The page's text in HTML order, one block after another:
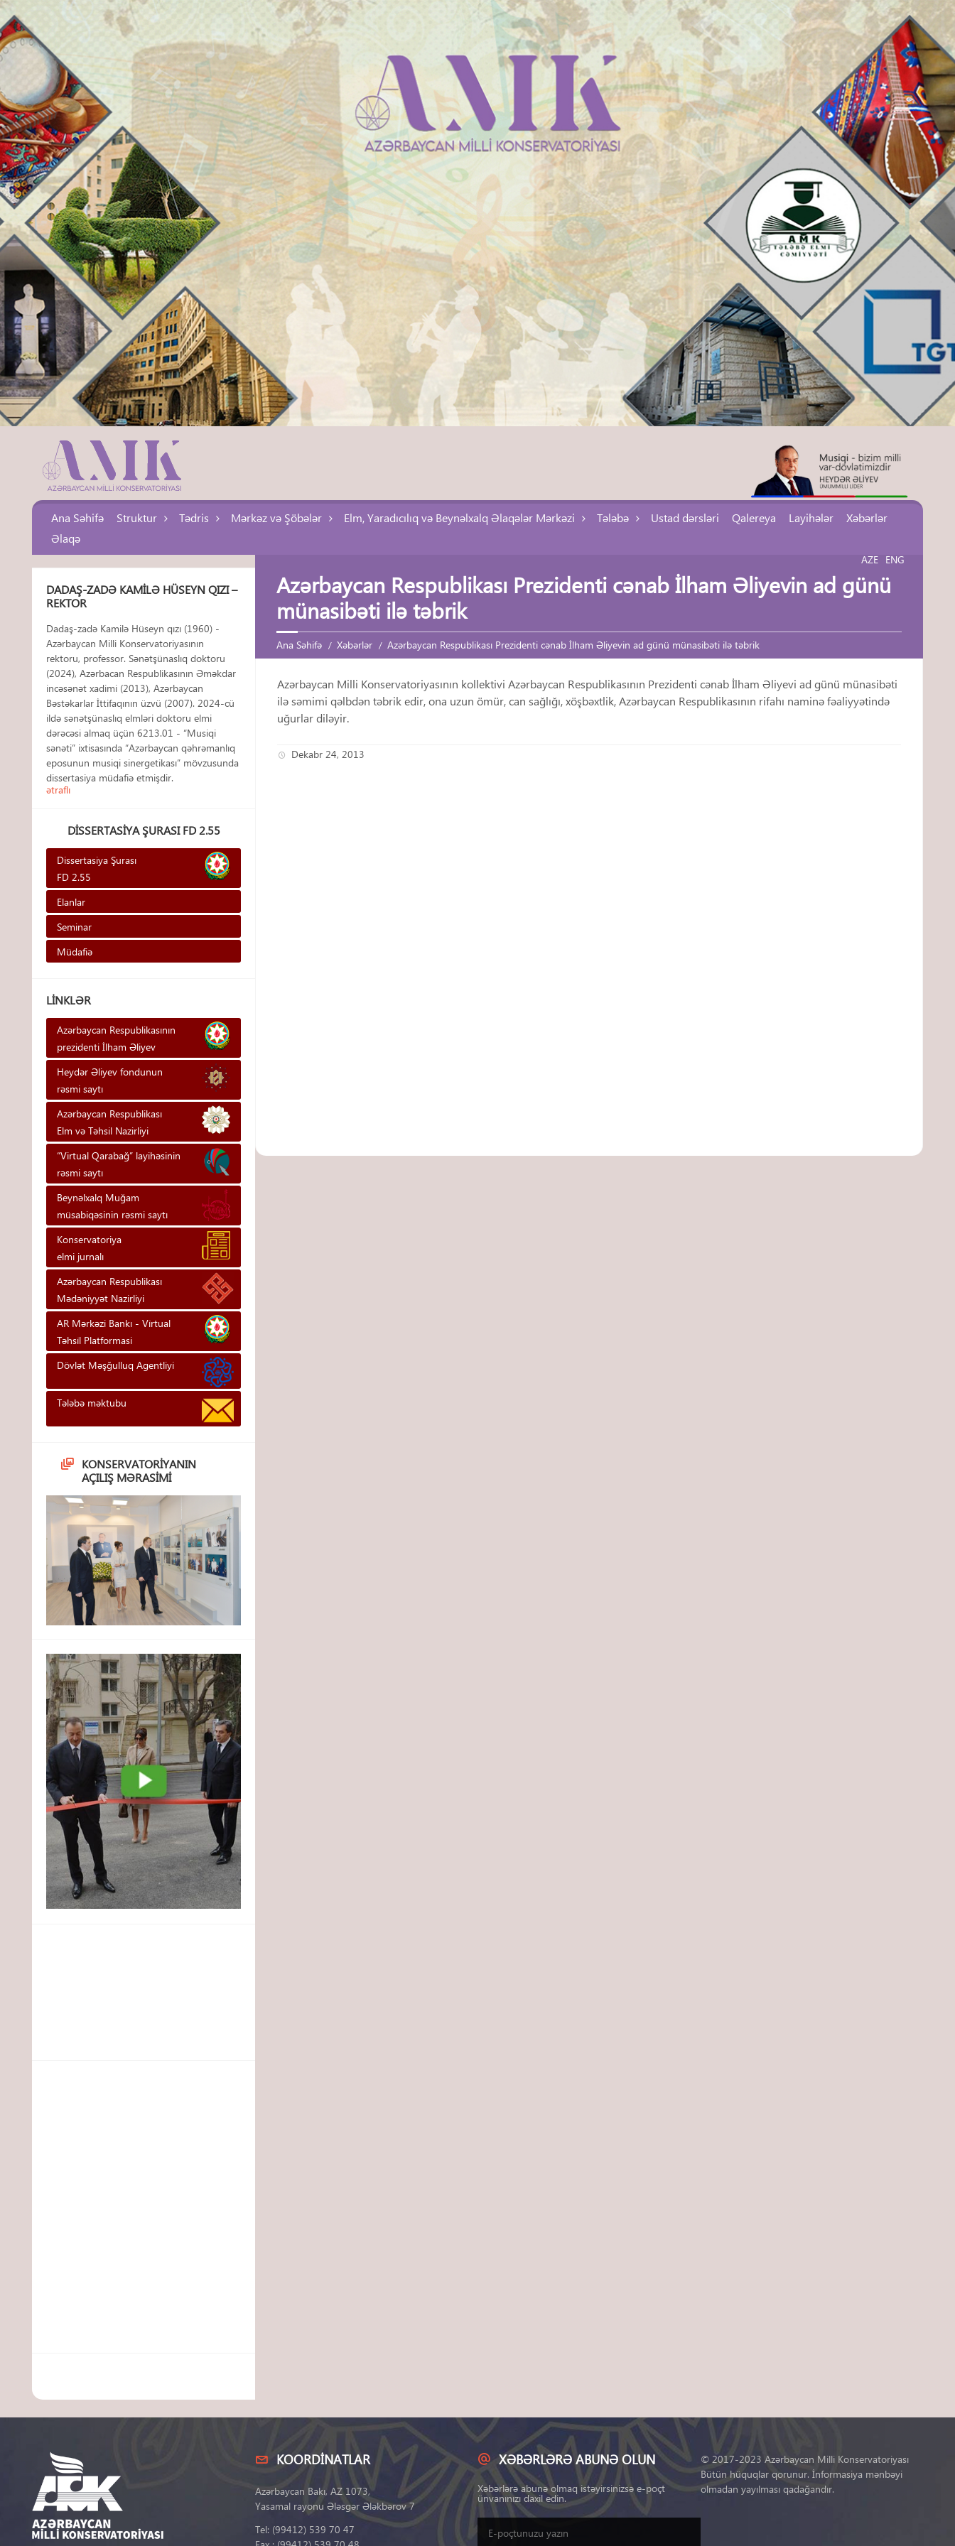
Ana Səhifə Struktur Tədris Mərkəz və Şöbələr Elm, Yaradıcılıq və Beynəlxalq Əlaqələr Mərkəzi Tələbə Ustad dərsləri Qalereya Layihələr
Xəbərlər
Əlaqə
AZE ENG
Azərbaycan Respublikası Prezidenti cənab İlham Əliyevin ad günü
münasibəti ilə təbrik
Ana Səhifə Xəbərlər Azərbaycan Respublikası Prezidenti cənab İlham Əliyevin ad günü münasibəti ilə təbrik
Azərbaycan Milli Konservatoriyasının kollektivi Azərbaycan Respublikasının Prezidenti cənab İlham Əliyevi ad günü münasibəti
ilə səmimi qəlbdən təbrik edir, ona uzun ömür, can sağlığı, xöşbəxtlik, Azərbaycan Respublikasının rifahı naminə fəaliyyətində
uğurlar diləyir.
Dekabr 24, 2013
DADAŞ-ZADƏ KAMILƏ HÜSEYN QIZI –
REKTOR
Dadaş-zadə Kamilə Hüseyn qızı (1960) -
Azərbaycan Milli Konservatoriyasının
rektoru, professor. Sənətşünaslıq doktoru
(2024), Azərbacan Respublikasının Əməkdar
incəsənət xadimi (2013), Azərbaycan
Bəstəkarlar İttifaqının üzvü (2007). 2024-cü
ildə sənətşünaslıq elmləri doktoru elmi
dərəcəsi almaq üçün 6213.01 - “Musiqi
sənəti” ixtisasında “Azərbaycan qəhrəmanlıq
eposunun musiqi sinergetikası” mövzusunda
dissertasiya müdafiə etmişdir.
ətraflı
DISSERTASIYA ŞURASI FD 2.55
Dissertasiya Şurası
FD 2.55
Elanlar
Seminar
Müdafiə
LINKLƏR
Azərbaycan Respublikasının
prezidenti İlham Əliyev
Heydər Əliyev fondunun
rəsmi saytı
Azərbaycan Respublikası
Elm və Təhsil Nazirliyi
“Virtual Qarabağ” layihəsinin
rəsmi saytı
Beynəlxalq Muğam
müsabiqəsinin rəsmi saytı
Konservatoriya
elmi jurnalı
Azərbaycan Respublikası
Mədəniyyət Nazirliyi
AR Mərkəzi Bankı - Vi̇rtual
Təhsi̇l Platformasi
Dövlət Məşğulluq Agentliyi
Tələbə məktubu
KONSERVATORIYANIN
AÇILIŞ MƏRASIMI
KOORDINATLAR
Azərbaycan Bakı, AZ 1073,
Yasamal rayonu Ələsgər Ələkbərov 7
Tel: (99412) 539 70 47
XƏBƏRLƏRƏ ABUNƏ OLUN
Xəbərlərə abunə olmaq istəyirsinizsə e-poçt
ünvanınızı daxil edin.
© 2017-2023 Azərbaycan Milli Konservatoriyası
Bütün hüquqlar qorunur. İnformasiya mənbəyi
olmadan yayılması qadağandır.